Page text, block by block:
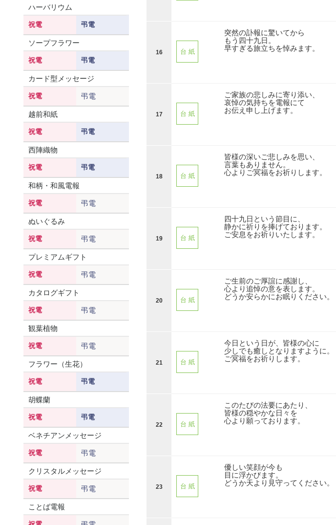
ハーバリウム
祝電 弔電
ソープフラワー
祝電 弔電
カード型メッセージ
祝電 弔電
越前和紙
祝電 弔電
西陣織物
祝電 弔電
和柄・和風電報
祝電 弔電
ぬいぐるみ
祝電 弔電
プレミアムギフト
祝電 弔電
カタログギフト
祝電 弔電
観葉植物
祝電 弔電
フラワー（生花）
祝電 弔電
胡蝶蘭
祝電 弔電
ベネチアンメッセージ
祝電 弔電
クリスタルメッセージ
祝電 弔電
ことば電報
16 台 紙
突然の訃報に驚いてから
もう四十九日。
早すぎる旅立ちを悼みます。
17 台 紙
ご家族の悲しみに寄り添い、
哀悼の気持ちを電報にて
お伝え申し上げます。
18 台 紙
皆様の深いご悲しみを思い、
言葉もありません。
心よりご冥福をお祈りします。
19 台 紙
四十九日という節目に、
静かに祈りを捧げております。
ご安息をお祈りいたします。
20 台 紙
ご生前のご厚誼に感謝し、
心より追悼の意を表します。
どうか安らかにお眠りください。
21 台 紙
今日という日が、皆様の心に
少しでも癒しとなりますように。
ご冥福をお祈りします。
22 台 紙
このたびの法要にあたり、
皆様の穏やかな日々を
心より願っております。
23 台 紙
優しい笑顔が今も
目に浮かびます。
どうか天より見守ってください。